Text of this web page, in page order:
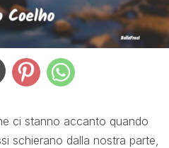
ci stanno accanto quando
schierano dalla nostra parte,